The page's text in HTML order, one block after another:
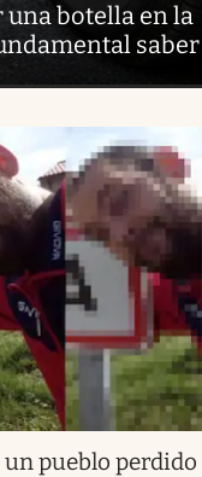
botella en la
saber
pueblo perdido